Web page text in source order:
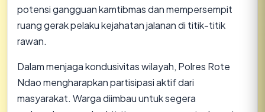
potensi gangguan kamtibmas dan mempersempit
ruang gerak pelaku kejahatan jalanan di titik-titik
rawan.
​Dalam menjaga kondusivitas wilayah, Polres Rote
Ndao mengharapkan partisipasi aktif dari
masyarakat. Warga diimbau untuk segera